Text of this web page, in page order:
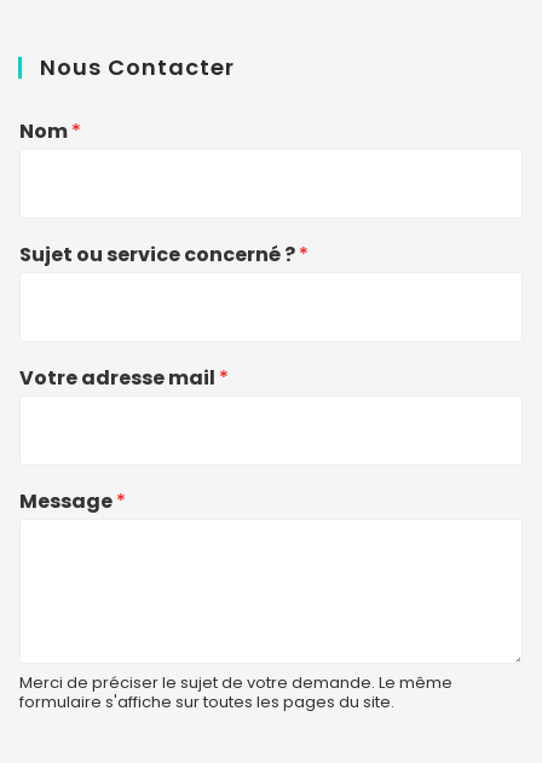
Nous Contacter
Nom*
Sujet ou service concerné ?*
Votre adresse mail *
Message*
Merci de préciser le sujet de votre demande. Le même
formulaire s'affiche sur toutes les pages du site.